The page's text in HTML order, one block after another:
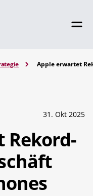
Apple erwartet
31. Okt 2025
Rekord-